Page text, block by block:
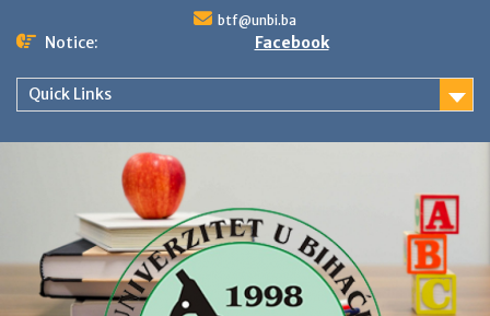
btf@unbi.ba
Notice: Facebook
Quick Links